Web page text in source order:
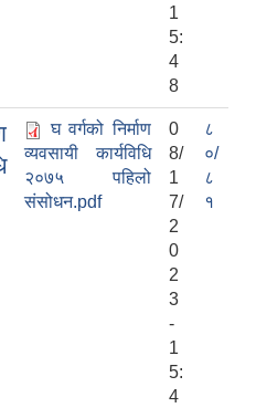
1
5:
4
8
घ वर्गको निर्माण
व्यवसायी कार्यविधि
२०७५ पहिलो
संसोधन.pdf
0
8/
1
7/
2
0
2
3
-
1
5:
4
८
०/
८
१